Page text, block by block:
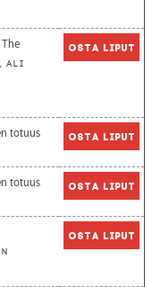
Ali
Osta liput
totuus Osta liput
totuus Osta liput
Osta liput